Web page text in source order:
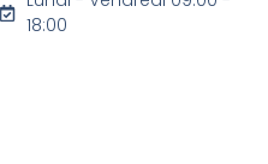
18:00